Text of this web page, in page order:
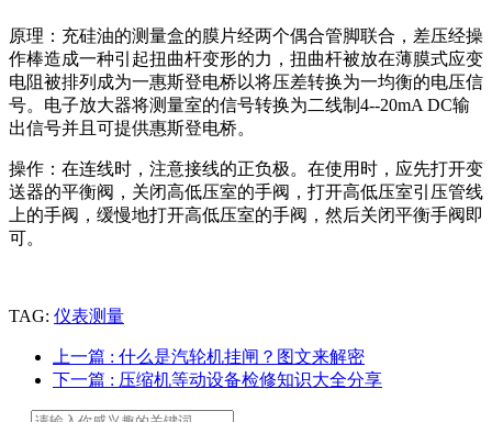
原理：充硅油的测量盒的膜片经两个偶合管脚联合，差压经操
作棒造成一种引起扭曲杆变形的力，扭曲杆被放在薄膜式应变
电阻被排列成为一惠斯登电桥以将压差转换为一均衡的电压信
号。电子放大器将测量室的信号转换为二线制4--20mA DC输
出信号并且可提供惠斯登电桥。
操作：在连线时，注意接线的正负极。在使用时，应先打开变
送器的平衡阀，关闭高低压室的手阀，打开高低压室引压管线
上的手阀，缓慢地打开高低压室的手阀，然后关闭平衡手阀即
可。
TAG: 仪表测量
上一篇 : 什么是汽轮机挂闸？图文来解密
下一篇 : 压缩机等动设备检修知识大全分享